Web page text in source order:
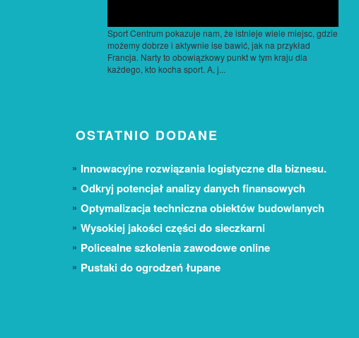
Sport Centrum pokazuje nam, że istnieje wiele miejsc, gdzie
możemy dobrze i aktywnie ise bawić, jak na przykład
Francja. Narty to obowiązkowy punkt w tym kraju dla
każdego, kto kocha sport. A, j...
OSTATNIO DODANE
Innowacyjne rozwiązania logistyczne dla biznesu.
Odkryj potencjał analizy danych finansowych
Optymalizacja techniczna obiektów budowlanych
Wysokiej jakości części do sieczkarni
Policealne szkolenia zawodowe online
Pustaki do ogrodzeń łupane